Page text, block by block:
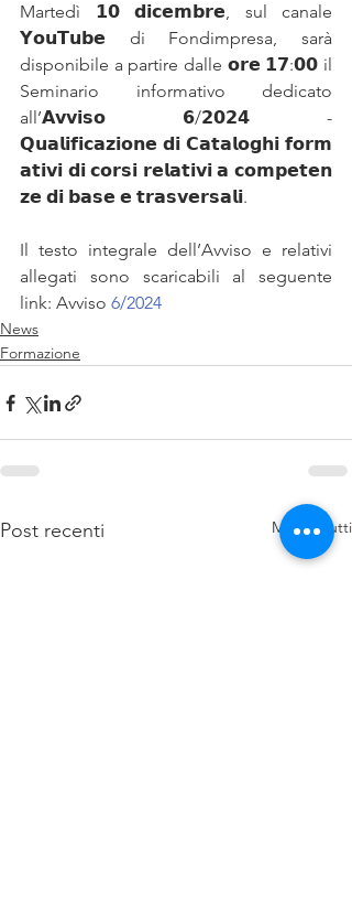
Martedì 𝟭𝟬 𝗱𝗶𝗰𝗲𝗺𝗯𝗿𝗲, sul canale
𝗬𝗼𝘂𝗧𝘂𝗯𝗲 di Fondimpresa, sarà
disponibile a partire dalle 𝗼𝗿𝗲 𝟭𝟳:𝟬𝟬 il
Seminario informativo dedicato
all’𝗔𝘃𝘃𝗶𝘀𝗼 𝟲/𝟮𝟬𝟮𝟰 -
𝗤𝘂𝗮𝗹𝗶𝗳𝗶𝗰𝗮𝘇𝗶𝗼𝗻𝗲 𝗱𝗶 𝗖𝗮𝘁𝗮𝗹𝗼𝗴𝗵𝗶 𝗳𝗼𝗿𝗺
𝗮𝘁𝗶𝘃𝗶 𝗱𝗶 𝗰𝗼𝗿𝘀𝗶 𝗿𝗲𝗹𝗮𝘁𝗶𝘃𝗶 𝗮 𝗰𝗼𝗺𝗽𝗲𝘁𝗲𝗻
𝘇𝗲 𝗱𝗶 𝗯𝗮𝘀𝗲 𝗲 𝘁𝗿𝗮𝘀𝘃𝗲𝗿𝘀𝗮𝗹𝗶.
Il testo integrale dell’Avviso e relativi
allegati sono scaricabili al seguente
link: Avviso 6/2024
News
Formazione
Post recenti Mostra tutti